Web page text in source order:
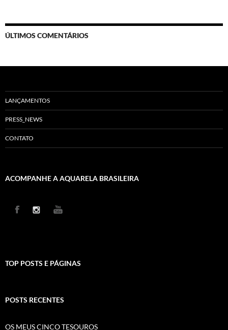
ÚLTIMOS COMENTÁRIOS
LANÇAMENTOS
PRESS_NEWS
CONTATO
ACOMPANHE A AQUARELA BRASILEIRA
TOP POSTS E PÁGINAS
POSTS RECENTES
OS MEUS CINCO TESOUROS